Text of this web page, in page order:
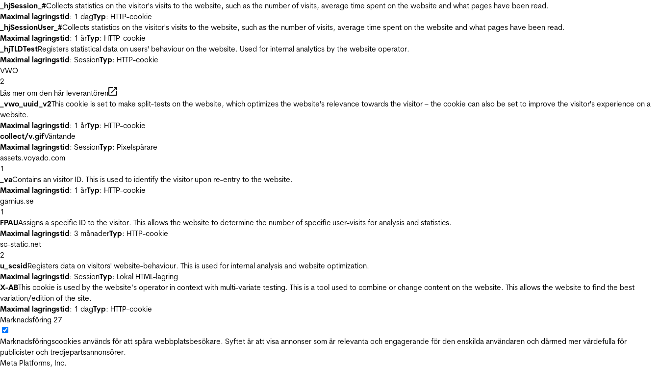
_hjSession_#Collects statistics on the visitor's visits to the website, such as the number of visits, average time spent on the website and what pages have been read.
Maximal lagringstid: 1 dagTyp: HTTP-cookie
_hjSessionUser_#Collects statistics on the visitor's visits to the website, such as the number of visits, average time spent on the website and what pages have been read.
Maximal lagringstid: 1 årTyp: HTTP-cookie
_hjTLDTestRegisters statistical data on users' behaviour on the website. Used for internal analytics by the website operator.
Maximal lagringstid: SessionTyp: HTTP-cookie
VWO
2
Läs mer om den här leverantören
_vwo_uuid_v2This cookie is set to make split-tests on the website, which optimizes the website's relevance towards the visitor – the cookie can also be set to improve the visitor's experience on a
website.
Maximal lagringstid: 1 årTyp: HTTP-cookie
collect/v.gifVäntande
Maximal lagringstid: SessionTyp: Pixelspårare
assets.voyado.com
1
_vaContains an visitor ID. This is used to identify the visitor upon re-entry to the website.
Maximal lagringstid: 1 årTyp: HTTP-cookie
garnius.se
1
FPAUAssigns a specific ID to the visitor. This allows the website to determine the number of specific user-visits for analysis and statistics.
Maximal lagringstid: 3 månaderTyp: HTTP-cookie
sc-static.net
2
u_scsidRegisters data on visitors' website-behaviour. This is used for internal analysis and website optimization.
Maximal lagringstid: SessionTyp: Lokal HTML-lagring
X-ABThis cookie is used by the website’s operator in context with multi-variate testing. This is a tool used to combine or change content on the website. This allows the website to find the best
variation/edition of the site.
Maximal lagringstid: 1 dagTyp: HTTP-cookie
Marknadsföring 27
Marknadsföringscookies används för att spåra webbplatsbesökare. Syftet är att visa annonser som är relevanta och engagerande för den enskilda användaren och därmed mer värdefulla för
publicister och tredjepartsannonsörer.
Meta Platforms, Inc.